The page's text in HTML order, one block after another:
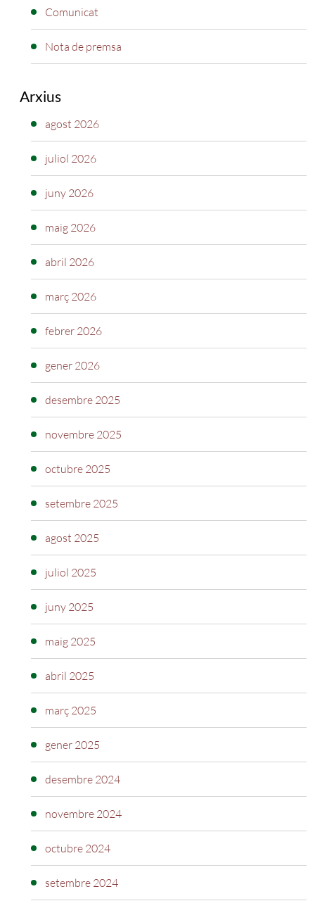
Comunicat
Nota de premsa
Arxius
agost 2026
juliol 2026
juny 2026
maig 2026
abril 2026
març 2026
febrer 2026
gener 2026
desembre 2025
novembre 2025
octubre 2025
setembre 2025
agost 2025
juliol 2025
juny 2025
maig 2025
abril 2025
març 2025
gener 2025
desembre 2024
novembre 2024
octubre 2024
setembre 2024